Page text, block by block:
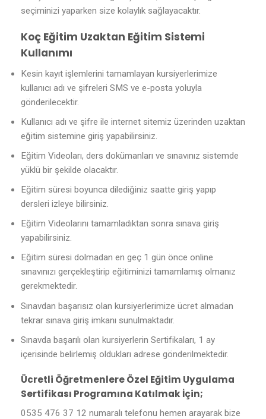
seçiminizi yaparken size kolaylık sağlayacaktır.
Koç Eğitim Uzaktan Eğitim Sistemi
Kullanımı
Kesin kayıt işlemlerini tamamlayan kursiyerlerimize
kullanıcı adı ve şifreleri SMS ve e-posta yoluyla
gönderilecektir.
Kullanıcı adı ve şifre ile internet sitemiz üzerinden uzaktan
eğitim sistemine giriş yapabilirsiniz.
Eğitim Videoları, ders dokümanları ve sınavınız sistemde
yüklü bir şekilde olacaktır.
Eğitim süresi boyunca dilediğiniz saatte giriş yapıp
dersleri izleye bilirsiniz.
Eğitim Videolarını tamamladıktan sonra sınava giriş
yapabilirsiniz.
Eğitim süresi dolmadan en geç 1 gün önce online
sınavınızı gerçekleştirip eğitiminizi tamamlamış olmanız
gerekmektedir.
Sınavdan başarısız olan kursiyerlerimize ücret almadan
tekrar sınava giriş imkanı sunulmaktadır.
Sınavda başarılı olan kursiyerlerin Sertifikaları, 1 ay
içerisinde belirlemiş oldukları adrese gönderilmektedir.
Ücretli Öğretmenlere Özel Eğitim Uygulama
Sertifikası Programına Katılmak İçin;
0535 476 37 12 numaralı telefonu hemen arayarak bize